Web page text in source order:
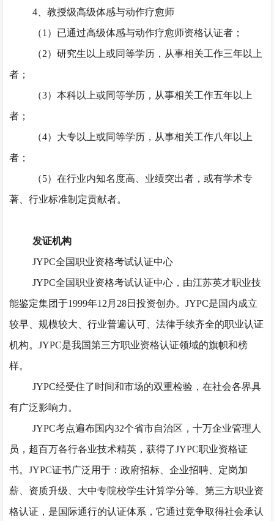
4、教授级高级体感与动作疗愈师
（1）已通过高级体感与动作疗愈师资格认证者；
（2）研究生以上或同等学历，从事相关工作三年以上
者；
（3）本科以上或同等学历，从事相关工作五年以上
者；
（4）大专以上或同等学历，从事相关工作八年以上
者；
（5）在行业内知名度高、业绩突出者，或有学术专
著、行业标准制定贡献者。
发证机构
JYPC全国职业资格考试认证中心
JYPC全国职业资格考试认证中心，由江苏英才职业技
能鉴定集团于1999年12月28日投资创办。JYPC是国内成立
较早、规模较大、行业普遍认可、法律手续齐全的职业认证
机构。JYPC是我国第三方职业资格认证领域的旗帜和榜
样。
JYPC经受住了时间和市场的双重检验，在社会各界具
有广泛影响力。
JYPC考点遍布国内32个省市自治区，十万企业管理人
员，超百万各行各业技术精英，获得了JYPC职业资格证
书。JYPC证书广泛用于：政府招标、企业招聘、定岗加
薪、资质升级、大中专院校学生计算学分等。第三方职业资
格认证，是国际通行的认证体系，它通过竞争取得社会承认